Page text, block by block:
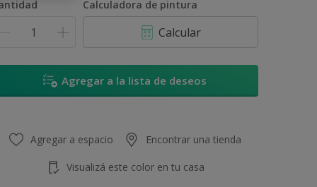
Calculadora de pintura
Calcular
Agregar a la lista de deseos
Agregar a espacio Encontrar una tienda
Visualizá este color en tu casa